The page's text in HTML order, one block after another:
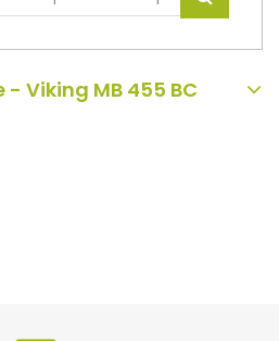
Viking MB 455 BC